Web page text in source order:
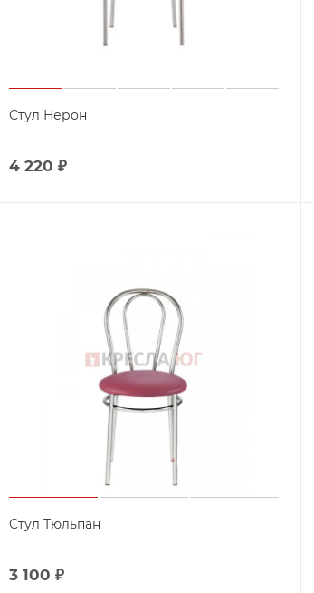
Стул Нерон
4 220 ₽
Стул Тюльпан
3 100 ₽